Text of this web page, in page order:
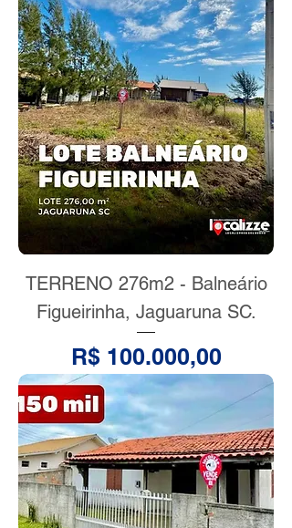
TERRENO 276m2 - Balneário
Figueirinha, Jaguaruna SC.
Preço
R$ 100.000,00